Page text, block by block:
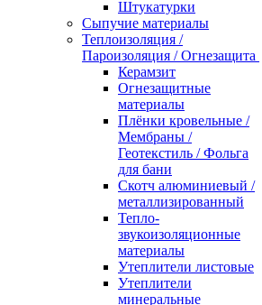
Штукатурки
Сыпучие материалы
Теплоизоляция /
Пароизоляция / Огнезащита
Керамзит
Огнезащитные
материалы
Плёнки кровельные /
Мембраны /
Геотекстиль / Фольга
для бани
Скотч алюминиевый /
металлизированный
Тепло-
звукоизоляционные
материалы
Утеплители листовые
Утеплители
минеральные